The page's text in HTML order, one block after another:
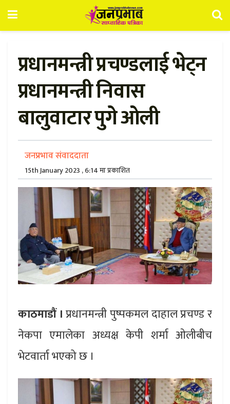
प्रधानमन्त्री प्रचण्डलाई भेट्न
प्रधानमन्त्री निवास
बालुवाटार पुगे ओली
जनप्रभाव संवाददाता
15th January 2023 , 6:14 मा प्रकाशित
काठमाडौं ।प्रधानमन्त्री पुष्पकमल दाहाल प्रचण्ड र
नेकपा एमालेका अध्यक्ष केपी शर्मा ओलीबीच
भेटवार्ता भएको छ ।